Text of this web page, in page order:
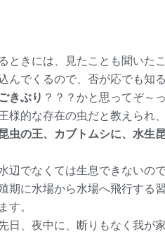
ときには、見たことも聞いた
んでくるので、否が応でも知
きぶり ？？？かと思ってぞ～
様的な存在の虫だと教えられ
虫の王、カブトムシに、水生
辺でなくては生息できないの
期に水場から水場へ飛行する
す。
日、夜中に、断りもなく我が